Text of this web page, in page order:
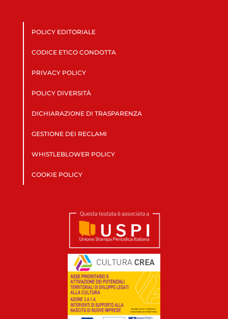
POLICY EDITORIALE
CODICE ETICO CONDOTTA
PRIVACY POLICY
POLICY DIVERSITÀ
DICHIARAZIONE DI TRASPARENZA
GESTIONE DEI RECLAMI
WHISTLEBLOWER POLICY
COOKIE POLICY